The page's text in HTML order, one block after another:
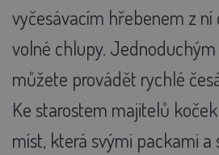
vyčesávacím hřebenem z
volné chlupy.
můžete provádět rychlé
Ke starostem majitelů
míst, která svými packami a